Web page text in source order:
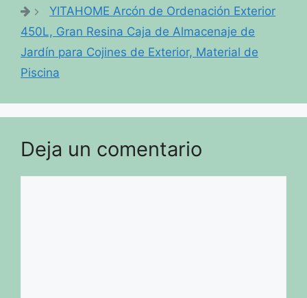
YITAHOME Arcón de Ordenación Exterior
450L, Gran Resina Caja de Almacenaje de
Jardín para Cojines de Exterior, Material de
Piscina
Deja un comentario